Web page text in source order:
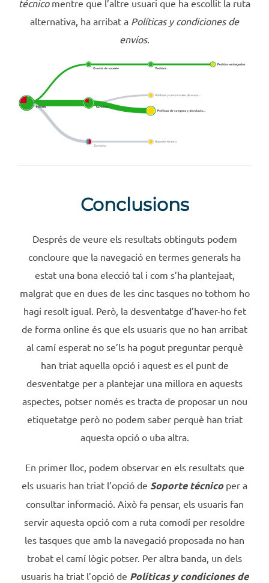
técnicomentre que l’altre usuari que ha escollit la ruta
alternativa, ha arribat a Políticas y condiciones de
envíos.
Conclusions
Després de veure els resultats obtinguts podem
concloure que la navegació en termes generals ha
estat una bona elecció tal i com s’ha plantejaat,
malgrat que en dues de les cinc tasques no tothom ho
hagi resolt igual. Però, la desventatge d’haver-ho fet
de forma online és que els usuaris que no han arribat
al camí esperat no se’ls ha pogut preguntar perquè
han triat aquella opció i aquest es el punt de
desventatge per a plantejar una millora en aquests
aspectes, potser només es tracta de proposar un nou
etiquetatge però no podem saber perquè han triat
aquesta opció o uba altra.
En primer lloc, podem observar en els resultats que
els usuaris han triat l’opció de Soporte técnicoper a
consultar informació. Això fa pensar, els usuaris fan
servir aquesta opció com a ruta comodí per resoldre
les tasques que amb la navegació proposada no han
trobat el camí lògic potser. Per altra banda, un dels
usuaris ha triat l’opció de Políticas y condiciones de